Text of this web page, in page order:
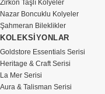
Zirkon Taşlı Kolyeler
Nazar Boncuklu Kolyeler
Şahmeran Bileklikler
KOLEKSİYONLAR
Goldstore Essentials Serisi
Heritage & Craft Serisi
La Mer Serisi
Aura & Talisman Serisi